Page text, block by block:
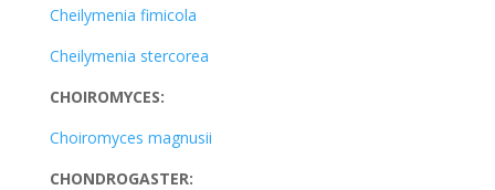
Cheilymenia fimicola
Cheilymenia stercorea
CHOIROMYCES:
Choiromyces magnusii
CHONDROGASTER: